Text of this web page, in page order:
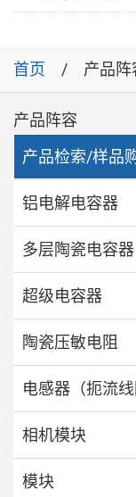
首页 产品阵
产品阵容
产品检索/样品
铝电解电容器
多层陶瓷电容器
超级电容器
陶瓷压敏电阻
电感器（扼流线
相机模块
模块